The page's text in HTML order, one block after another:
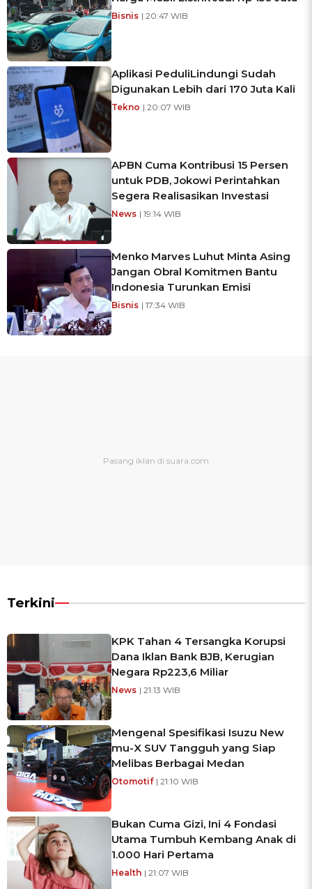
Bisnis | 20:47 WIB
Aplikasi PeduliLindungi Sudah
Digunakan Lebih dari 170 Juta Kali
Tekno | 20:07 WIB
APBN Cuma Kontribusi 15 Persen
untuk PDB, Jokowi Perintahkan
Segera Realisasikan Investasi
News | 19:14 WIB
Menko Marves Luhut Minta Asing
Jangan Obral Komitmen Bantu
Indonesia Turunkan Emisi
Bisnis | 17:34 WIB
Terkini
KPK Tahan 4 Tersangka Korupsi
Dana Iklan Bank BJB, Kerugian
Negara Rp223,6 Miliar
News | 21:13 WIB
Mengenal Spesifikasi Isuzu New
mu-X SUV Tangguh yang Siap
Melibas Berbagai Medan
Otomotif | 21:10 WIB
Bukan Cuma Gizi, Ini 4 Fondasi
Utama Tumbuh Kembang Anak di
1.000 Hari Pertama
Health | 21:07 WIB